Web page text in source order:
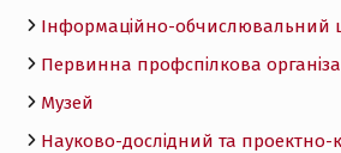
Інформаційно-обчислювальний
Первинна профспілкова
Музей
Науково-дослідний та проектно-